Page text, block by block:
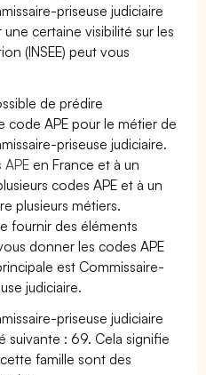
priseuse judiciaire
certaine visibilité sur les
(INSEE) peut vous
de prédire
code APE pour le métier de
priseuse judiciaire.
en France et à un
codes APE et à un
plusieurs métiers.
fournir des éléments
donner les codes APE
est Commissaire-
judiciaire.
priseuse judiciaire
suivante : 69. Cela signifie
famille sont des